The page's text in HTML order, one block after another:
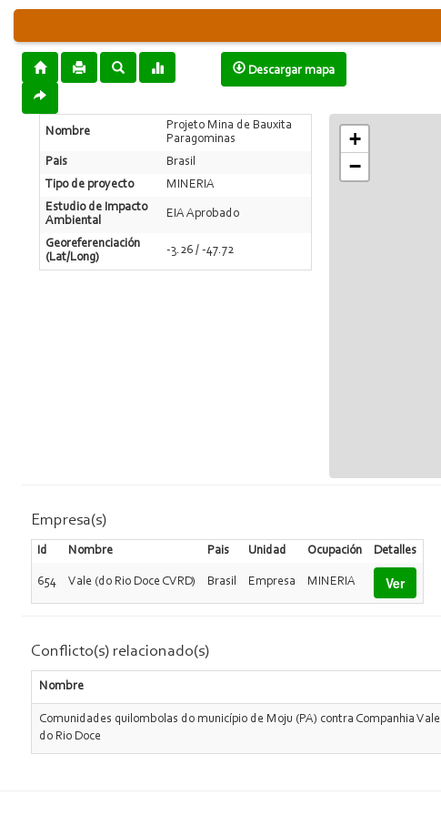
Descargar mapa
Nombre
Projeto Mina de Bauxita
Paragominas
Pais
Brasil
Tipo de proyecto
MINERIA
Estudio de Impacto
Ambiental
EIA Aprobado
Georeferenciación
(Lat/Long)
-3.26 / -47.72
+
−
Empresa(s)
Id Nombre Pais Unidad Ocupación Detalles
654 Vale (do Rio Doce CVRD) Brasil Empresa MINERIA Ver
Conflicto(s) relacionado(s)
Nombre
Comunidades quilombolas do município de Moju (PA) contra Companhia Vale
do Rio Doce